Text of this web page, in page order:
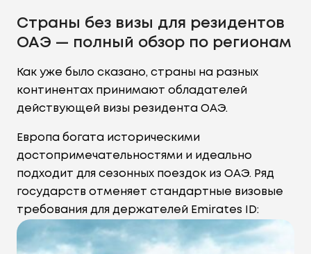
Страны без визы для резидентов
ОАЭ — полный обзор по регионам
Как уже было сказано, страны на разных
континентах принимают обладателей
действующей визы резидента ОАЭ.
Европа богата историческими
достопримечательностями и идеально
подходит для сезонных поездок из ОАЭ. Ряд
государств отменяет стандартные визовые
требования для держателей Emirates ID: